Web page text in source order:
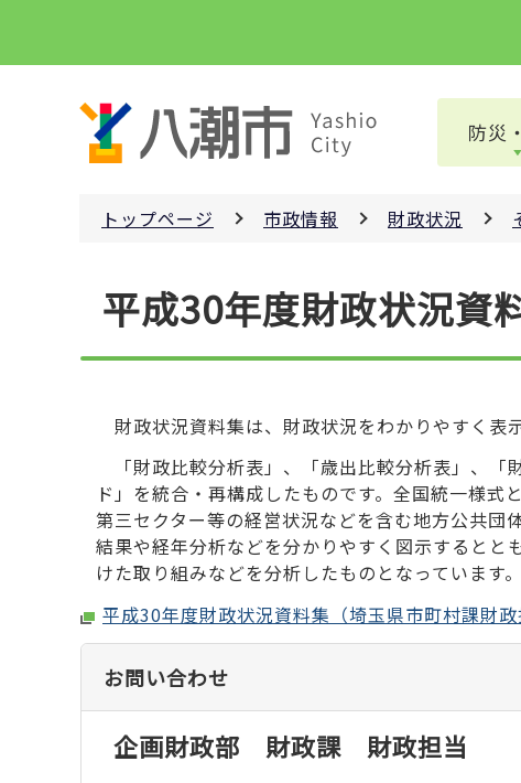
ペ
防災
トップページ 市政情報 財政状況
平成30年度財政状況資
財政状況資料集は、財政状況をわかりやすく表
「財政比較分析表」、「歳出比較分析表」、「
ド」を統合・再構成したものです。全国統一様
第三セクター等の経営状況などを含む地方公共団
結果や経年分析などを分かりやすく図示するとと
けた取り組みなどを分析したものとなっています。
平成30年度財政状況資料集（埼玉県市町村課財
お問い合わせ
企画財政部 財政課 財政担当